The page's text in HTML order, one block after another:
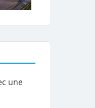
une